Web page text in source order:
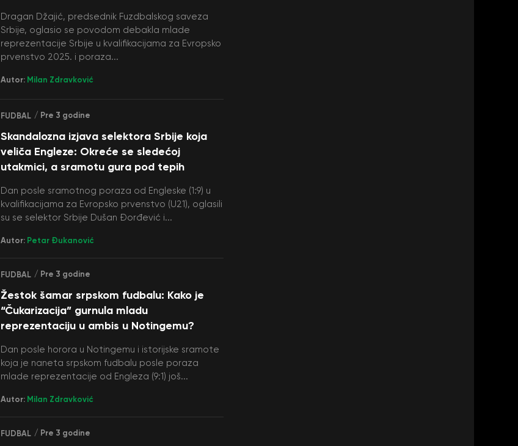
Dragan Džajić, predsednik Fuzdbalskog saveza
Srbije, oglasio se povodom debakla mlade
reprezentacije Srbije u kvalifikacijama za Evropsko
prvenstvo 2025. i poraza...
Autor: Milan Zdravković
FUDBAL / Pre 3 godine
Skandalozna izjava selektora Srbije koja
veliča Engleze: Okreće se sledećoj
utakmici, a sramotu gura pod tepih
Dan posle sramotnog poraza od Engleske (1:9) u
kvalifikacijama za Evropsko prvenstvo (U21), oglasili
su se selektor Srbije Dušan Đorđević i...
Autor: Petar Đukanović
FUDBAL / Pre 3 godine
Žestok šamar srpskom fudbalu: Kako je
“Čukarizacija” gurnula mladu
reprezentaciju u ambis u Notingemu?
Dan posle horora u Notingemu i istorijske sramote
koja je naneta srpskom fudbalu posle poraza
mlade reprezentacije od Engleza (9:1) još...
Autor: Milan Zdravković
FUDBAL / Pre 3 godine